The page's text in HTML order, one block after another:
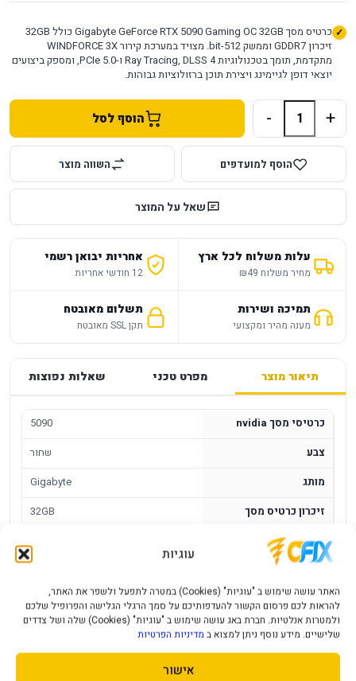
עוגיות
האתר עושה שימוש ב "עוגיות" (Cookies) במטרה לתפעל ולשפר את האתר,
להראות לכם פרסום הקשור להעדפותיכם על סמך הרגלי הגלישה והפרופיל שלכם
ולמטרות אנלטיות. חברת באג עושה שימוש ב "עוגיות" (Cookies) שלה ושל צדדים
שלישיים. מידע נוסף ניתן למצוא ב מדיניות הפרטיות
אישור
כרטיס מסך Gigabyte GeForce RTX 5090 Gaming OC 32GB כולל 32GB
זיכרון GDDR7 וממשק 512-bit. מצויד במערכת קירור WINDFORCE 3X
מתקדמת, תומך בטכנולוגיות Ray Tracing, DLSS 4 ו-PCIe 5.0, ומספק ביצועים
יוצאי דופן לגיימינג ויצירת תוכן ברזולוציות גבוהות.
+
- הוסף לסל
הוסף למועדפים השווה מוצר
שאל על המוצר
עלות משלוח לכל ארץ
מחיר משלוח ₪49
אחריות יבואן רשמי
12 חודשי אחריות
תמיכה ושירות
מענה מהיר ומקצועי
תשלום מאובטח
תקן SSL מאובטח
תיאור מוצר מפרט טכני שאלות נפוצות
כרטיסי מסך nvidia
5090
צבע
שחור
מותג
Gigabyte
זיכרון כרטיס מסך
32GB
כרטיס מסך Gigabyte GeForce RTX 5090
Gaming OC 32G
מק"ט יצרן GV-N5090GAMING OC-32GD
מנוע גרפי NVIDIA GeForce RTX™ 5090
זיכרון 32GB